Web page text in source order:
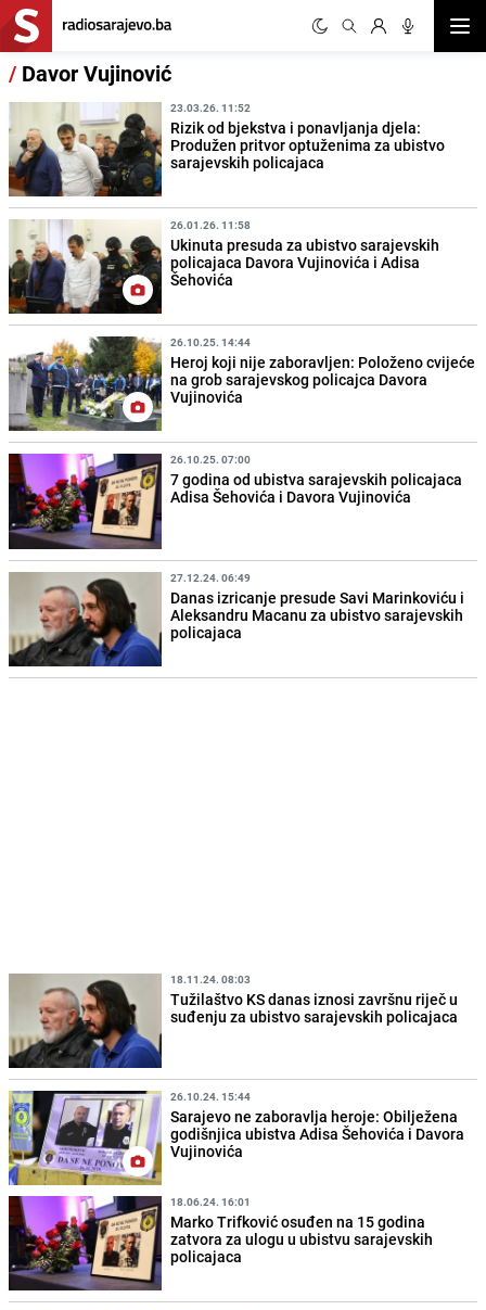
/ Davor Vujinović
23.03.26. 11:52
Rizik od bjekstva i ponavljanja djela:
Produžen pritvor optuženima za ubistvo
sarajevskih policajaca
26.01.26. 11:58
Ukinuta presuda za ubistvo sarajevskih
policajaca Davora Vujinovića i Adisa
Šehovića
26.10.25. 14:44
Heroj koji nije zaboravljen: Položeno cvijeće
na grob sarajevskog policajca Davora
Vujinovića
26.10.25. 07:00
7 godina od ubistva sarajevskih policajaca
Adisa Šehovića i Davora Vujinovića
27.12.24. 06:49
Danas izricanje presude Savi Marinkoviću i
Aleksandru Macanu za ubistvo sarajevskih
policajaca
18.11.24. 08:03
Tužilaštvo KS danas iznosi završnu riječ u
suđenju za ubistvo sarajevskih policajaca
26.10.24. 15:44
Sarajevo ne zaboravlja heroje: Obilježena
godišnjica ubistva Adisa Šehovića i Davora
Vujinovića
18.06.24. 16:01
Marko Trifković osuđen na 15 godina
zatvora za ulogu u ubistvu sarajevskih
policajaca